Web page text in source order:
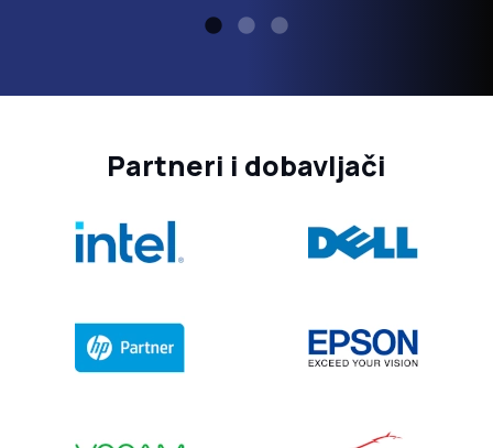
Partneri i dobavljači